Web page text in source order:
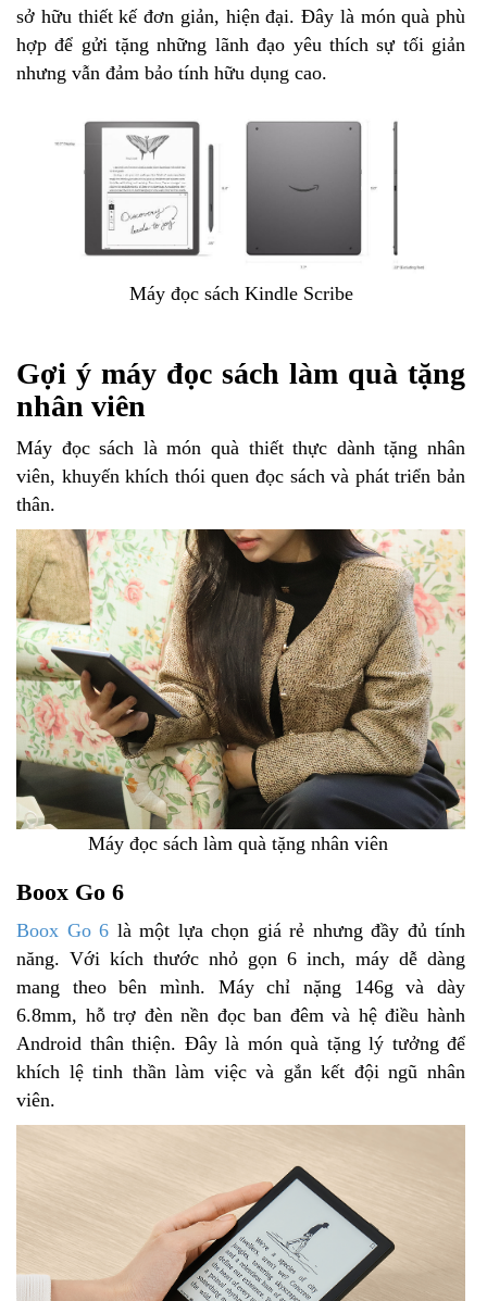
sở hữu thiết kế đơn giản, hiện đại. Đây là món quà phù
hợp để gửi tặng những lãnh đạo yêu thích sự tối giản
nhưng vẫn đảm bảo tính hữu dụng cao.
Máy đọc sách Kindle Scribe
Gợi ý máy đọc sách làm quà tặng
nhân viên
Máy đọc sách là món quà thiết thực dành tặng nhân
viên, khuyến khích thói quen đọc sách và phát triển bản
thân.
Máy đọc sách làm quà tặng nhân viên
Boox Go 6
Boox Go 6 là một lựa chọn giá rẻ nhưng đầy đủ tính
năng. Với kích thước nhỏ gọn 6 inch, máy dễ dàng
mang theo bên mình. Máy chỉ nặng 146g và dày
6.8mm, hỗ trợ đèn nền đọc ban đêm và hệ điều hành
Android thân thiện. Đây là món quà tặng lý tưởng để
khích lệ tinh thần làm việc và gắn kết đội ngũ nhân
viên.